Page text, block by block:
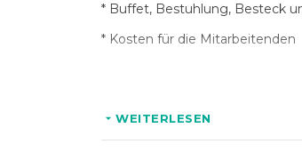
Lachs vom Buchholz im
Schweinenackensteak Natur
Folienkartoffel mit Kräuterdip
Maiskolben und weiteres
* Buffet, Bestuhlung, Besteck
* Kosten für die Mitarbeitenden
WEITERLESEN